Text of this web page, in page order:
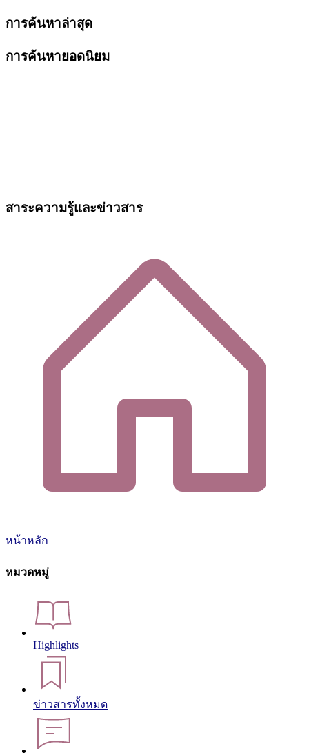
การค้นหาล่าสุด
การค้นหายอดนิยม
สาระความรู้และข่าวสาร
หน้าหลัก
หมวดหมู่
Highlights
ข่าวสารทั้งหมด